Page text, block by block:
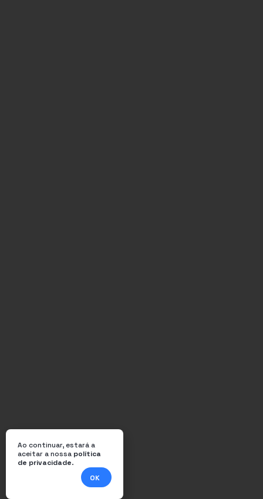
Ao continuar, estará a
aceitar a nossa política
de privacidade.
OK